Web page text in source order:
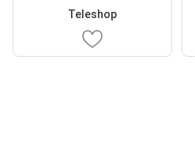
Teleshop